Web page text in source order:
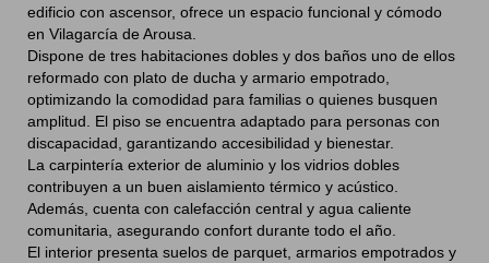
edificio con ascensor, ofrece un espacio funcional y cómodo
en Vilagarcía de Arousa.
Dispone de tres habitaciones dobles y dos baños uno de ellos
reformado con plato de ducha y armario empotrado,
optimizando la comodidad para familias o quienes busquen
amplitud. El piso se encuentra adaptado para personas con
discapacidad, garantizando accesibilidad y bienestar.
La carpintería exterior de aluminio y los vidrios dobles
contribuyen a un buen aislamiento térmico y acústico.
Además, cuenta con calefacción central y agua caliente
comunitaria, asegurando confort durante todo el año.
El interior presenta suelos de parquet, armarios empotrados y